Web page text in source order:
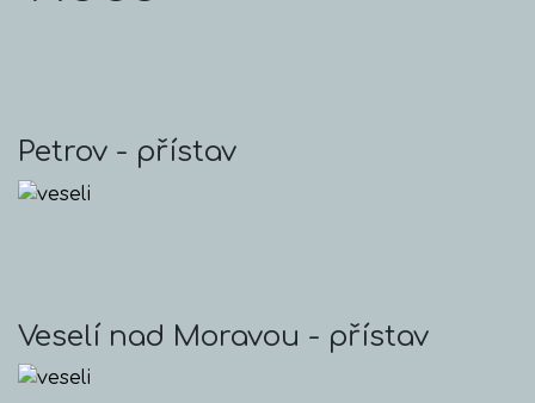
Petrov - přístav
Veselí nad Moravou - přístav